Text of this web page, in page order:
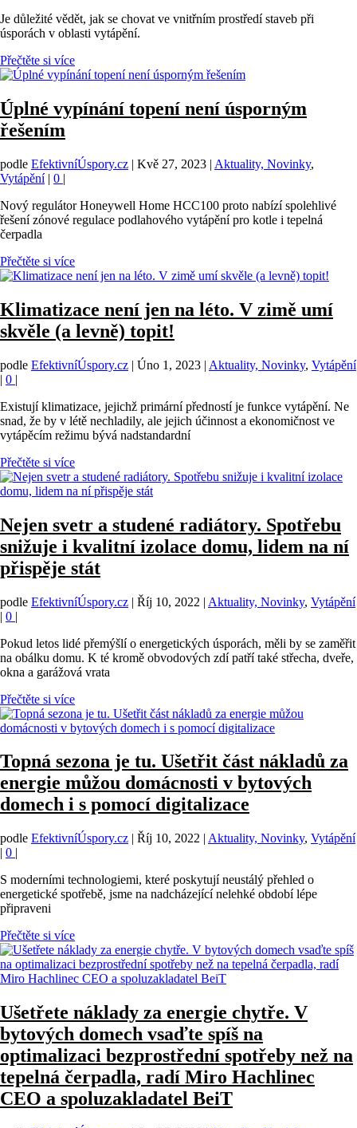
Je důležité vědět, jak se chovat ve vnitřním prostředí staveb při
úsporách v oblasti vytápění.
Přečtěte si více
Úplné vypínání topení není úsporným
řešením
podle EfektivníÚspory.cz | Kvě 27, 2023 | Aktuality, Novinky,
Vytápění| 0 |
Nový regulátor Honeywell Home HCC100 proto nabízí spolehlivé
řešení zónové regulace podlahového vytápění pro kotle i tepelná
čerpadla
Přečtěte si více
Klimatizace není jen na léto. V zimě umí
skvěle (a levně) topit!
podle EfektivníÚspory.cz | Úno 1, 2023 | Aktuality, Novinky, Vytápění
| 0 |
Existují klimatizace, jejichž primární předností je funkce vytápění. Ne
snad, že by v létě nechladily, ale jejich účinnost a ekonomičnost ve
vytápěcím režimu bývá nadstandardní
Přečtěte si více
Nejen svetr a studené radiátory. Spotřebu
snižuje i kvalitní izolace domu, lidem na ní
přispěje stát
podle EfektivníÚspory.cz | Říj 10, 2022 | Aktuality, Novinky, Vytápění
| 0 |
Pokud letos lidé přemýšlí o energetických úsporách, měli by se zaměřit
na obálku domu. K té kromě obvodových zdí patří také střecha, dveře,
okna a garážová vrata
Přečtěte si více
Topná sezona je tu. Ušetřit část nákladů za
energie můžou domácnosti v bytových
domech i s pomocí digitalizace
podle EfektivníÚspory.cz | Říj 10, 2022 | Aktuality, Novinky, Vytápění
| 0 |
S moderními technologiemi, které poskytují neustálý přehled o
energetické spotřebě, jsme na nadcházející nelehké období lépe
připraveni
Přečtěte si více
Ušetřete náklady za energie chytře. V
bytových domech vsaďte spíš na
optimalizaci bezprostřední spotřeby než na
tepelná čerpadla, radí Miro Hachlinec
CEO a spoluzakladatel BeiT